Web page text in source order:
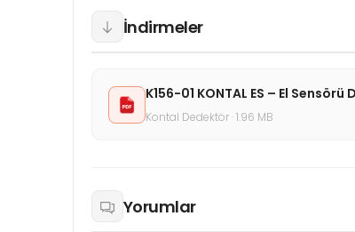
İndirmeler
K156-01 KONTAL ES – El
Kontal Dedektör · 1.96 MB
Yorumlar